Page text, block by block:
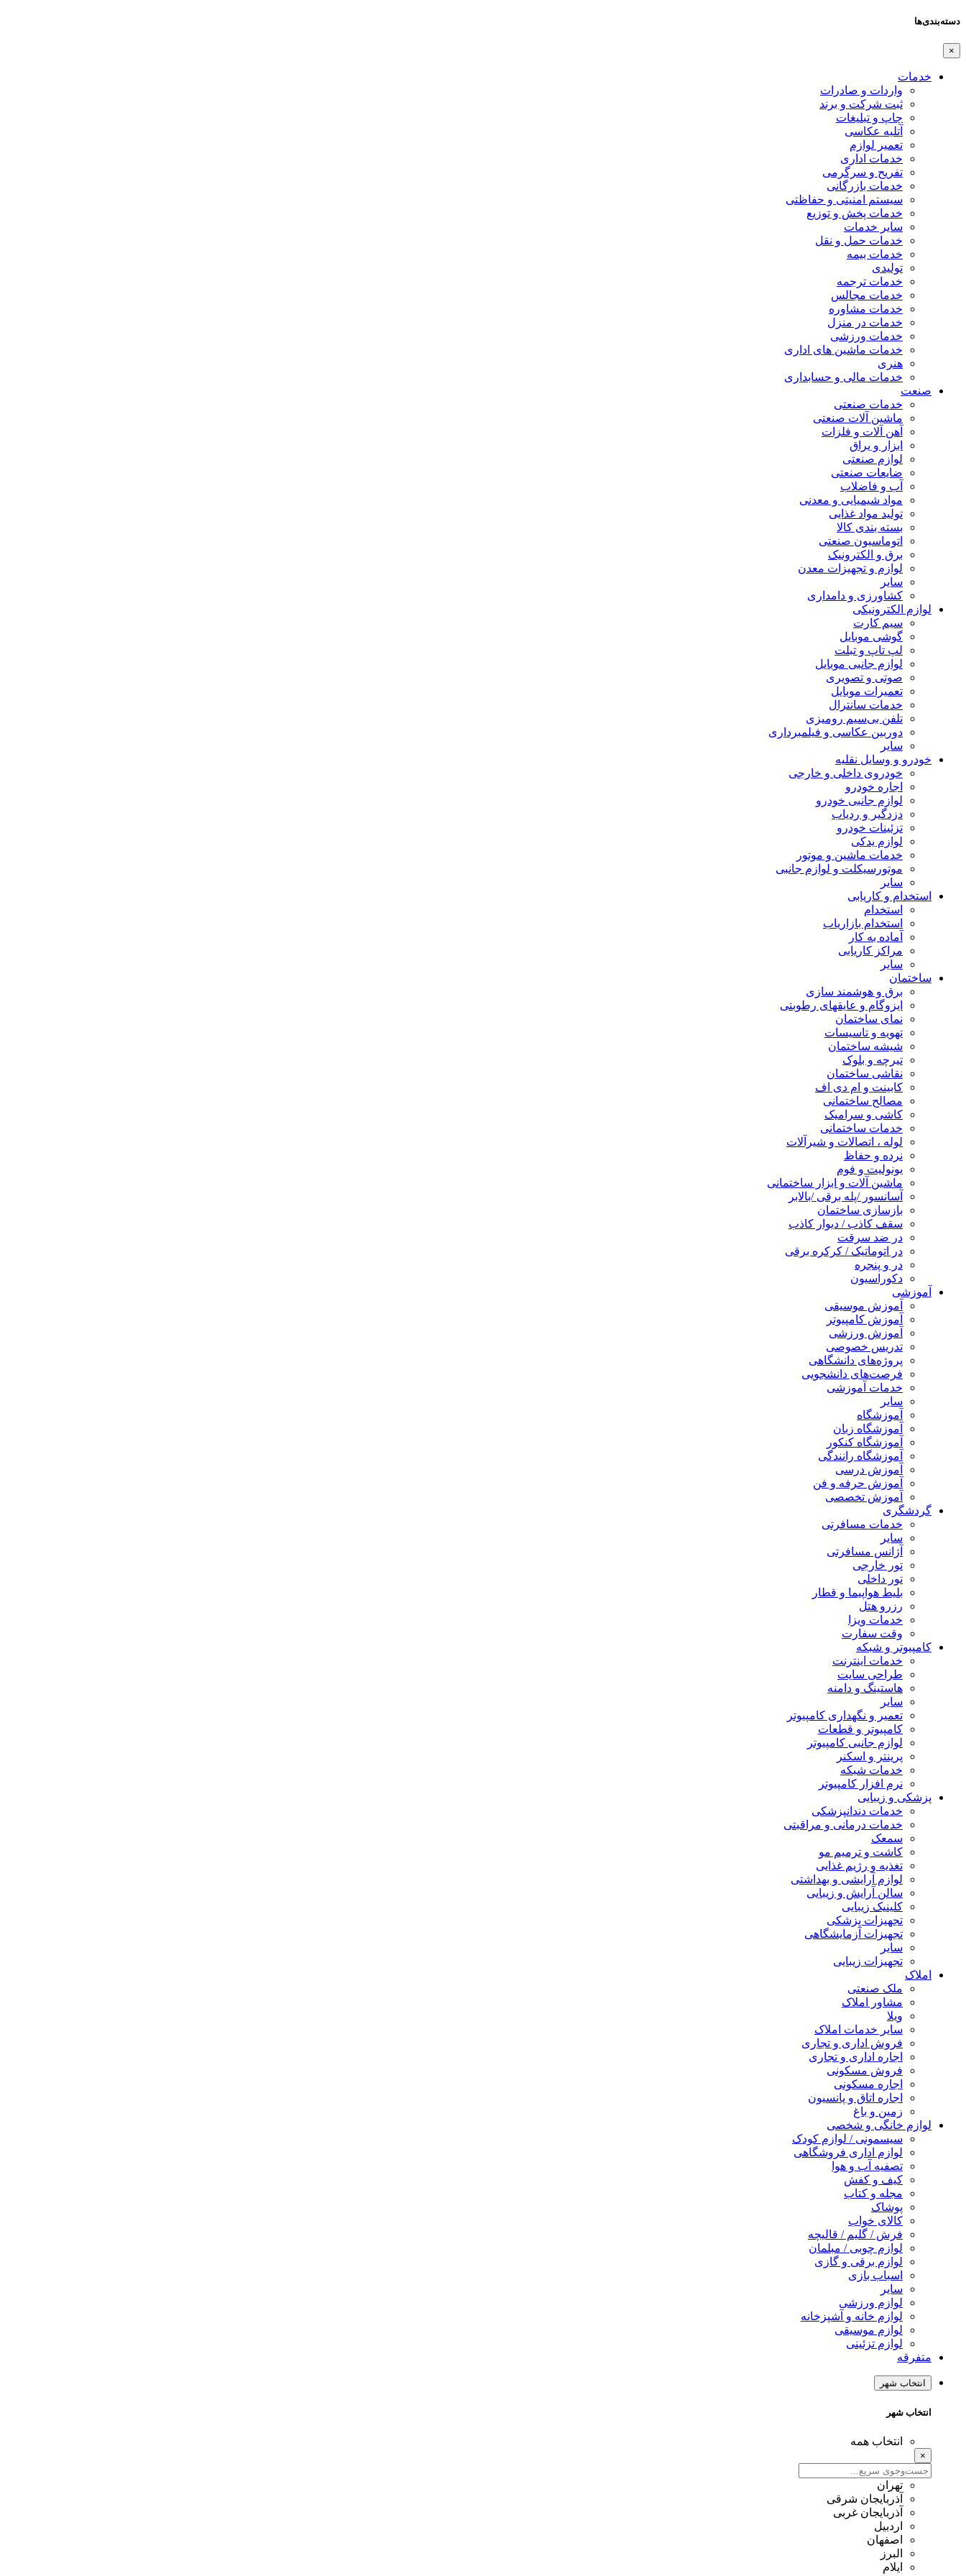
دسته‌بندی‌ها
×
خدمات
واردات و صادرات
ثبت شرکت و برند
چاپ و تبلیغات
آتلیه عکاسی
تعمیر لوازم
خدمات اداری
تفریح و سرگرمی
خدمات بازرگانی
سیستم امنیتی و حفاظتی
خدمات پخش و توزیع
سایر خدمات
خدمات حمل و نقل
خدمات بیمه
تولیدی
خدمات ترجمه
خدمات مجالس
خدمات مشاوره
خدمات در منزل
خدمات ورزشی
خدمات ماشین های اداری
هنری
خدمات مالی و حسابداری
صنعت
خدمات صنعتی
ماشین آلات صنعتی
آهن آلات و فلزات
ابزار و یراق
لوازم صنعتی
ضایعات صنعتی
آب و فاضلاب
مواد شیمیایی و معدنی
تولید مواد غذایی
بسته بندی کالا
اتوماسیون صنعتی
برق و الکترونیک
لوازم و تجهیزات معدن
سایر
کشاورزی و دامداری
لوازم الکترونیکی
سیم کارت
گوشی موبایل
لپ تاپ و تبلت
لوازم جانبی موبایل
صوتی و تصویری
تعمیرات موبایل
خدمات سانترال
تلفن بی‌سیم رومیزی
دوربین عکاسی و فیلمبرداری
سایر
خودرو و وسایل نقلیه
خودروی داخلی و خارجی
اجاره خودرو
لوازم جانبی خودرو
دزدگیر و ردیاب
تزئینات خودرو
لوازم یدکی
خدمات ماشین و موتور
موتورسیکلت و لوازم جانبی
سایر
استخدام و کاریابی
استخدام
استخدام بازاریاب
آماده به کار
مراکز کاریابی
سایر
ساختمان
برق و هوشمند سازی
ایزوگام و عایقهای رطوبتی
نمای ساختمان
تهویه و تاسیسات
شیشه ساختمان
تیرچه و بلوک
نقاشی ساختمان
کابینت و ام دی اف
مصالح ساختمانی
کاشی و سرامیک
خدمات ساختمانی
لوله ، اتصالات و شیرآلات
نرده و حفاظ
یونولیت و فوم
ماشین آلات و ابزار ساختمانی
آسانسور /پله برقی /بالابر
بازسازی ساختمان
سقف کاذب / دیوار کاذب
در ضد سرقت
در اتوماتیک / کرکره برقی
در و پنجره
دکوراسیون
آموزشی
آموزش موسیقی
آموزش کامپیوتر
آموزش ورزشی
تدریس خصوصی
پروژه‌های دانشگاهی
فرصت‌های دانشجویی
خدمات آموزشی
سایر
آموزشگاه
آموزشگاه زبان
آموزشگاه کنکور
آموزشگاه رانندگی
آموزش درسی
آموزش حرفه و فن
آموزش تخصصی
گردشگری
خدمات مسافرتی
سایر
آژانس مسافرتی
تور خارجی
تور داخلی
بلیط هواپیما و قطار
رزرو هتل
خدمات ویزا
وقت سفارت
کامپیوتر و شبکه
خدمات اینترنت
طراحی سایت
هاستینگ و دامنه
سایر
تعمیر و نگهداری کامپیوتر
کامپیوتر و قطعات
لوازم جانبی کامپیوتر
پرینتر و اسکنر
خدمات شبکه
نرم افزار کامپیوتر
پزشکی و زیبایی
خدمات دندانپزشکی
خدمات درمانی و مراقبتی
سمعک
کاشت و ترمیم مو
تغذیه و رژیم غذایی
لوازم آرایشی و بهداشتی
سالن آرایش و زیبایی
کلینیک زیبایی
تجهیزات پزشکی
تجهیزات آزمایشگاهی
سایر
تجهیزات زیبایی
املاک
ملک صنعتی
مشاور املاک
ویلا
سایر خدمات املاک
فروش اداری و تجاری
اجاره اداری و تجاری
فروش مسکونی
اجاره مسکونی
اجاره اتاق و پانسیون
زمین و باغ
لوازم خانگی و شخصی
سیسمونی / لوازم کودک
لوازم اداری فروشگاهی
تصفیه آب و هوا
کیف و کفش
مجله و کتاب
پوشاک
کالای خواب
فرش / گلیم / قالیچه
لوازم چوبی / مبلمان
لوازم برقی و گازی
اسباب بازی
سایر
لوازم ورزشی
لوازم خانه و آشپزخانه
لوازم موسیقی
لوازم تزئینی
متفرقه
انتخاب شهر
انتخاب شهر
انتخاب همه
×
تهران
آذربایجان شرقی
آذربایجان غربی
اردبیل
اصفهان
البرز
ایلام